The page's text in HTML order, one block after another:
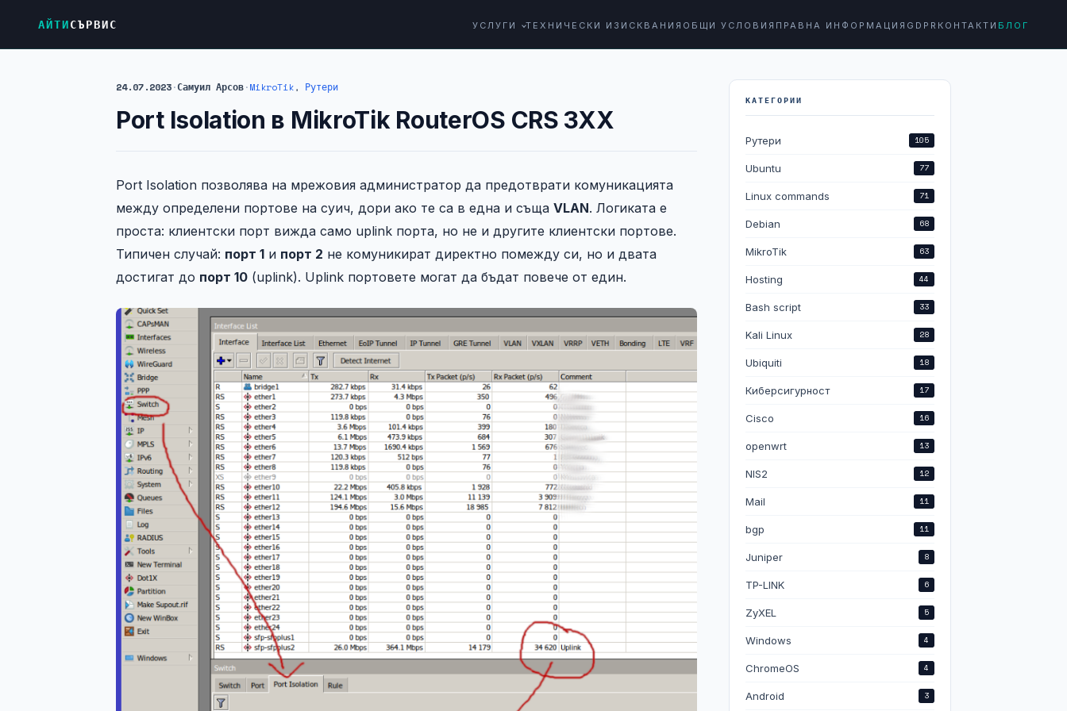
АЙТИСЪРВИС УСЛУГИ ТЕХНИЧЕСКИ ИЗИСКВАНИЯ ОБЩИ УСЛОВИЯ ПРАВНА ИНФОРМАЦИЯ GDPR КОНТАКТИ БЛОГ
24.07.2023·Самуил Арсов·MikroTik, Рутери
Port Isolation в MikroTik RouterOS CRS 3XX
Port Isolation позволява на мрежовия администратор да предотврати комуникацията
между определени портове на суич, дори ако те са в една и съща VLAN. Логиката е
проста: клиентски порт вижда само uplink порта, но не и другите клиентски портове.
Типичен случай: порт 1 и порт 2 не комуникират директно помежду си, но и двата
достигат до порт 10 (uplink). Uplink портовете могат да бъдат повече от един.
КАТЕГОРИИ
Рутери 105
Ubuntu 77
Linux commands 71
Debian 68
MikroTik 63
Hosting 44
Bash script 33
Kali Linux 28
Ubiquiti 18
Киберсигурност 17
Cisco 16
openwrt 13
NIS2 12
Mail 11
bgp 11
Juniper 8
TP-LINK 6
ZyXEL 5
Windows 4
ChromeOS 4
Android 3